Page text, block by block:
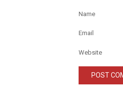
Name
Email
Website